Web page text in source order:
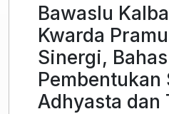
Bawaslu
Kwarda
Sinergi, Bahas
Pembentukan
Adhyasta dan